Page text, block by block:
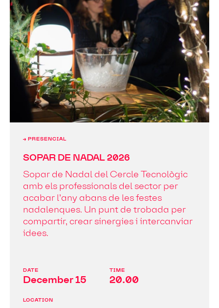
→ PRESENCIAL
SOPAR DE NADAL 2026
Sopar de Nadal del Cercle Tecnològic
amb els professionals del sector per
acabar l’any abans de les festes
nadalenques. Un punt de trobada per
compartir, crear sinergies i intercanviar
idees.
DATE TIME
December 15 20.00
LOCATION